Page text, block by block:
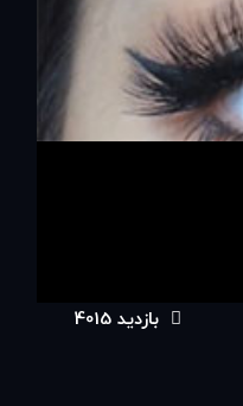
00:00
بازدید 4015